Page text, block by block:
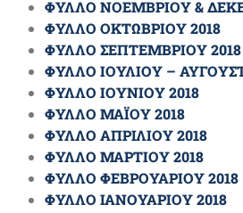
ΦΥΛΛΟ ΝΟΕΜΒΡΙΟΥ &
ΦΥΛΛΟ ΟΚΤΩΒΡΙΟΥ 2018
ΦΥΛΛΟ ΣΕΠΤΕΜΒΡΙΟΥ 2018
ΦΥΛΛΟ ΙΟΥΛΙΟΥ –
ΦΥΛΛΟ ΙΟΥΝΙΟΥ 2018
ΦΥΛΛΟ ΜΑΪΟΥ 2018
ΦΥΛΛΟ ΑΠΡΙΛΙΟΥ 2018
ΦΥΛΛΟ ΜΑΡΤΙΟΥ 2018
ΦΥΛΛΟ ΦΕΒΡΟΥΑΡΙΟΥ 2018
ΦΥΛΛΟ ΙΑΝΟΥΑΡΙΟΥ 2018